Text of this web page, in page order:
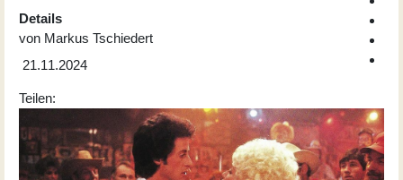
Details
von Markus Tschiedert
21.11.2024
Teilen: